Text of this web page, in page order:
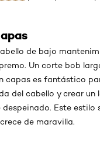
de bajo
Un corte bob
capas es fantástico
del cabello y crear un
Este estilo
de maravilla.